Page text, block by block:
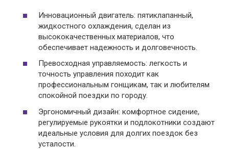
Инновационный двигатель: пятиклапанный,
жидкостного охлаждения, сделан из
высококачественных материалов, что
обеспечивает надежность и долговечность.
Превосходная управляемость: легкость и
точность управления походит как
профессиональным гонщикам, так и любителям
спокойной поездки по городу.
Эргономичный дизайн: комфортное сидение,
регулируемые рукоятки и подлокотники создают
идеальные условия для долгих поездок без
усталости.